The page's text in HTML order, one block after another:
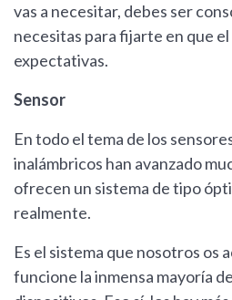
vas a necesitar, debes ser
necesitas para fijarte en que
expectativas.
Sensor
En todo el tema de los
inalámbricos han avanzado
ofrecen un sistema de tipo
realmente.
Es el sistema que nosotros os
funcione la inmensa mayoría